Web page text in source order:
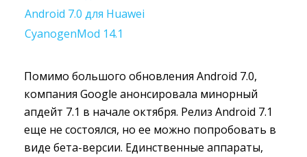
Android 7.0 для Huawei
CyanogenMod 14.1
Помимо большого обновления Android 7.0,
компания Google анонсировала минорный
апдейт 7.1 в начале октября. Релиз Android 7.1
еще не состоялся, но ее можно попробовать в
виде бета-версии. Единственные аппараты,